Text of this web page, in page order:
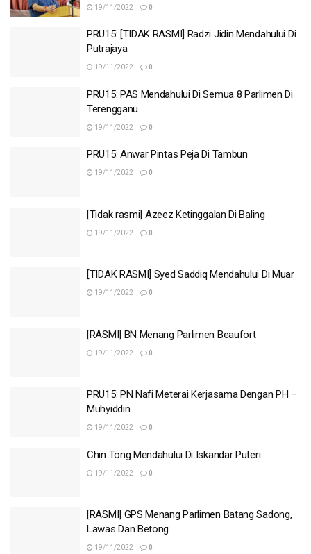
19/11/2022 0
PRU15: [TIDAK RASMI] Radzi Jidin Mendahului Di
Putrajaya
19/11/2022 0
PRU15: PAS Mendahului Di Semua 8 Parlimen Di
Terengganu
19/11/2022 0
PRU15: Anwar Pintas Peja Di Tambun
19/11/2022 0
[Tidak rasmi] Azeez Ketinggalan Di Baling
19/11/2022 0
[TIDAK RASMI] Syed Saddiq Mendahului Di Muar
19/11/2022 0
[RASMI] BN Menang Parlimen Beaufort
19/11/2022 0
PRU15: PN Nafi Meterai Kerjasama Dengan PH –
Muhyiddin
19/11/2022 0
Chin Tong Mendahului Di Iskandar Puteri
19/11/2022 0
[RASMI] GPS Menang Parlimen Batang Sadong,
Lawas Dan Betong
19/11/2022 0